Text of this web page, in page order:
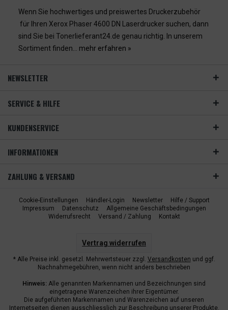
Wenn Sie hochwertiges und preiswertes Druckerzubehör
für Ihren Xerox Phaser 4600 DN Laserdrucker suchen, dann
sind Sie bei Tonerlieferant24.de genau richtig. In unserem
Sortiment finden... mehr erfahren »
NEWSLETTER
SERVICE & HILFE
KUNDENSERVICE
INFORMATIONEN
ZAHLUNG & VERSAND
Cookie-Einstellungen Händler-Login Newsletter
Hilfe / Support
Impressum
Datenschutz
Allgemeine Geschäftsbedingungen
Widerrufsrecht
Versand / Zahlung Kontakt
Vertrag widerrufen
* Alle Preise inkl. gesetzl. Mehrwertsteuer zzgl. Versandkosten und ggf.
Nachnahmegebühren, wenn nicht anders beschrieben
Hinweis: Alle genannten Markennamen und Bezeichnungen sind
eingetragene Warenzeichen ihrer Eigentümer.
Die aufgeführten Markennamen und Warenzeichen auf unseren
Internetseiten dienen ausschliesslich zur Beschreibung unserer Produkte.